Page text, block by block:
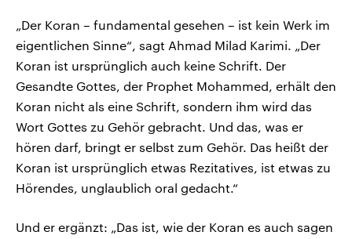
„Der Koran – fundamental gesehen – ist kein Werk im
eigentlichen Sinne“, sagt Ahmad Milad Karimi. „Der
Koran ist ursprünglich auch keine Schrift. Der
Gesandte Gottes, der Prophet Mohammed, erhält den
Koran nicht als eine Schrift, sondern ihm wird das
Wort Gottes zu Gehör gebracht. Und das, was er
hören darf, bringt er selbst zum Gehör. Das heißt der
Koran ist ursprünglich etwas Rezitatives, ist etwas zu
Hörendes, unglaublich oral gedacht.“
Und er ergänzt: „Das ist, wie der Koran es auch sagen